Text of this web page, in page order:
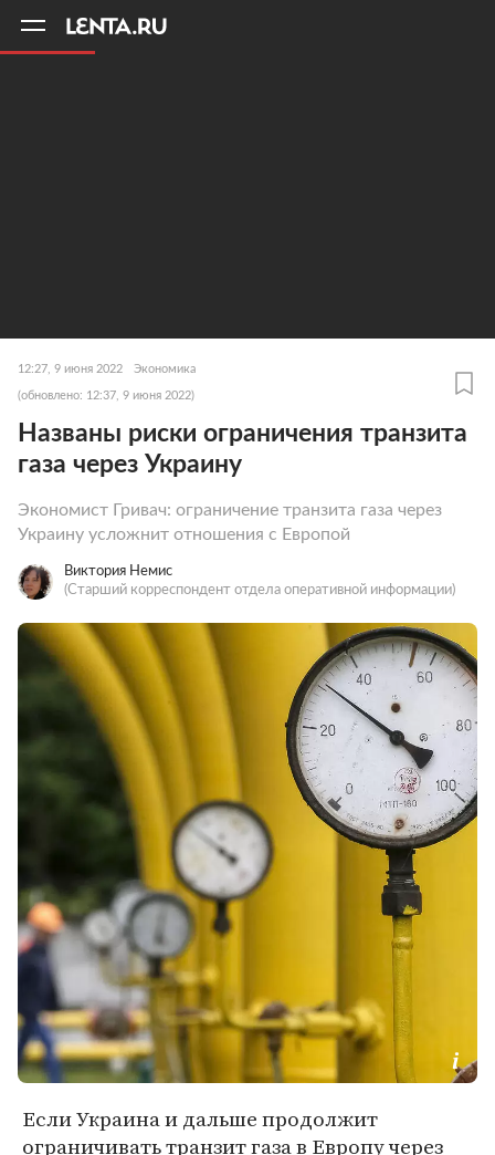
12:27, 9 июня 2022 Экономика
(обновлено: 12:37, 9 июня 2022)
Названы риски ограничения транзита
газа через Украину
Экономист Гривач: ограничение транзита газа через
Украину усложнит отношения с Европой
Виктория Немис
(Старший корреспондент отдела оперативной информации)
Если Украина и дальше продолжит
ограничивать транзит газа в Европу через